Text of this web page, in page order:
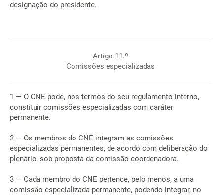
designação do presidente.
Artigo 11.º
Comissões especializadas
1 — O CNE pode, nos termos do seu regulamento interno,
constituir comissões especializadas com caráter
permanente.
2 — Os membros do CNE integram as comissões
especializadas permanentes, de acordo com deliberação do
plenário, sob proposta da comissão coordenadora.
3 — Cada membro do CNE pertence, pelo menos, a uma
comissão especializada permanente, podendo integrar, no